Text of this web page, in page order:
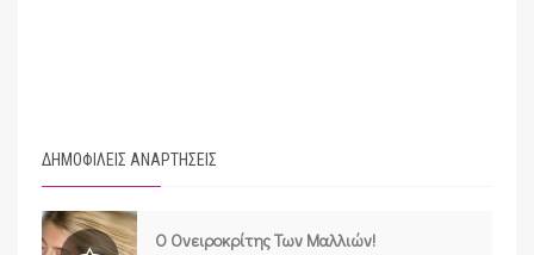
ΔΗΜΟΦΙΛΕΙΣ ΑΝΑΡΤΗΣΕΙΣ
Ο Ονειροκρίτης Των Μαλλιών!